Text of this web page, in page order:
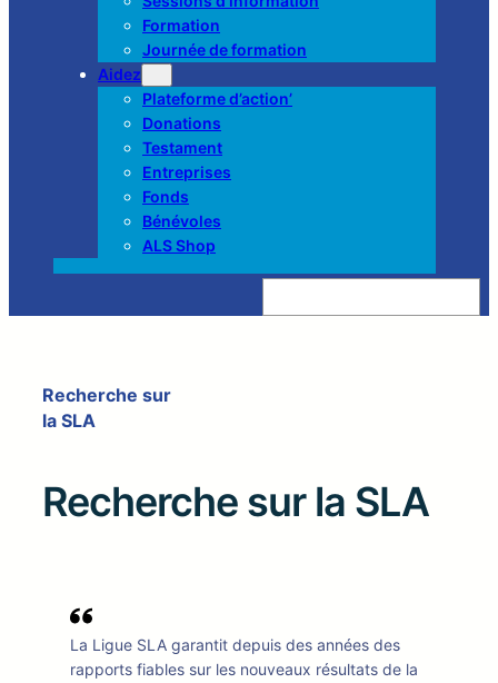
Formation
Journée de formation
Aidez
Plateforme d’action’
Donations
Testament
Entreprises
Fonds
Bénévoles
ALS Shop
Z
e
Recherche sur
la SLA
Recherche sur la SLA
La Ligue SLA garantit depuis des années des
rapports fiables sur les nouveaux résultats de la